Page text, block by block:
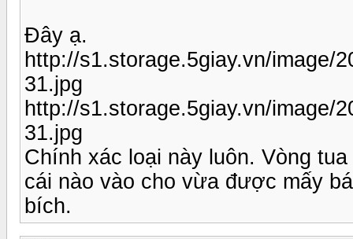
Đây ạ.
http://s1.storage.5giay.vn/image/
31.jpg
http://s1.storage.5giay.vn/image/
31.jpg
Chính xác loại này luôn. Vòng
cái nào vào cho vừa được mấy
bích.